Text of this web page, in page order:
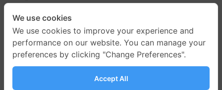
ถนนพญาไท แขวงวังใหม่ เขตปทุมวัน กรุงเทพมหานคร 10330
We use cookies
We use cookies to improve your experience and
performance on our website. You can manage your
preferences by clicking "Change Preferences".
Accept All